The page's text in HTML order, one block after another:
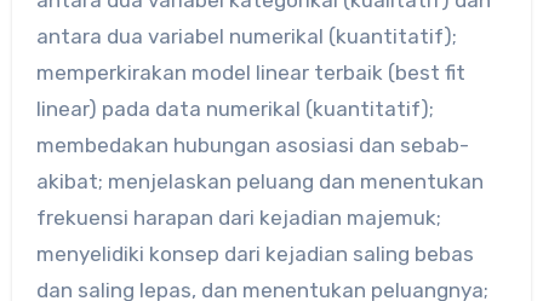
antara dua variabel numerikal (kuantitatif);
memperkirakan model linear terbaik (best fit
linear) pada data numerikal (kuantitatif);
membedakan hubungan asosiasi dan sebab-
akibat; menjelaskan peluang dan menentukan
frekuensi harapan dari kejadian majemuk;
menyelidiki konsep dari kejadian saling bebas
dan saling lepas, dan menentukan peluangnya;